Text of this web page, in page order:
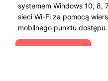
systemem Windows 10, 8,
sieci Wi-Fi za pomocą
mobilnego punktu
Czytaj Więcej →